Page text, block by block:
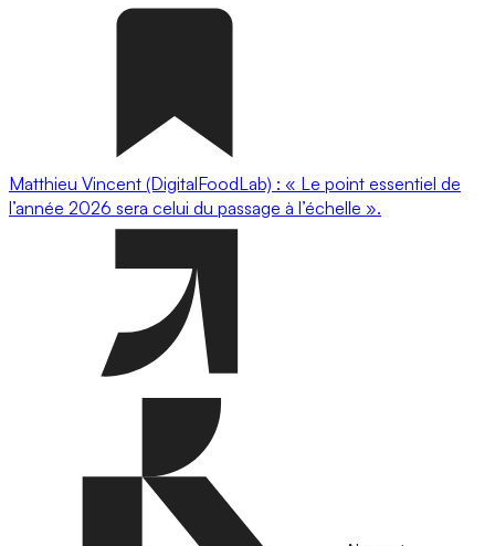
Matthieu Vincent (DigitalFoodLab) : « Le point essentiel de
l’année 2026 sera celui du passage à l’échelle ».